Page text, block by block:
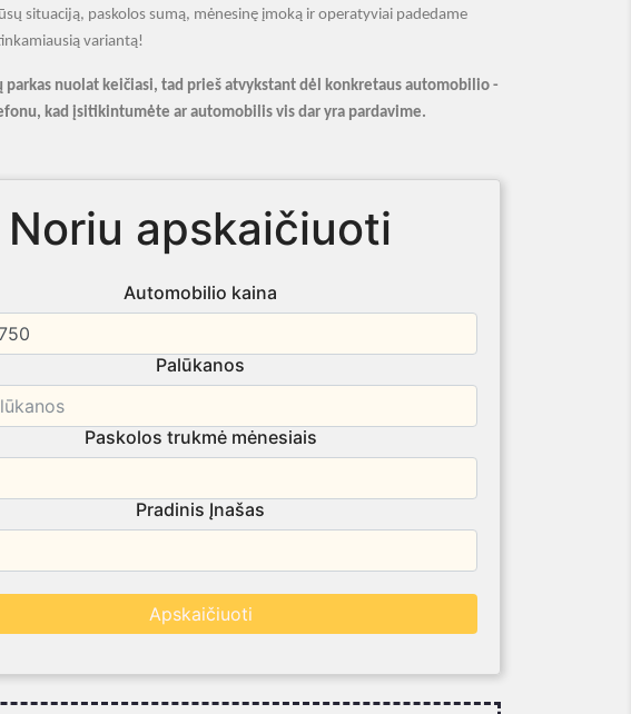
situaciją, paskolos sumą, mėnesinę įmoką ir operatyviai padedame
variantą!
parkas nuolat keičiasi, tad prieš atvykstant dėl konkretaus automobilio -
kad įsitikintumėte ar automobilis vis dar yra pardavime.
Noriu apskaičiuoti
Automobilio kaina
Palūkanos
Paskolos trukmė mėnesiais
Pradinis Įnašas